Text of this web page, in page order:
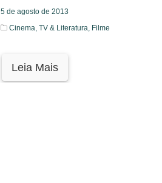
5 de agosto de 2013
Cinema, TV & Literatura, Filme
Leia Mais